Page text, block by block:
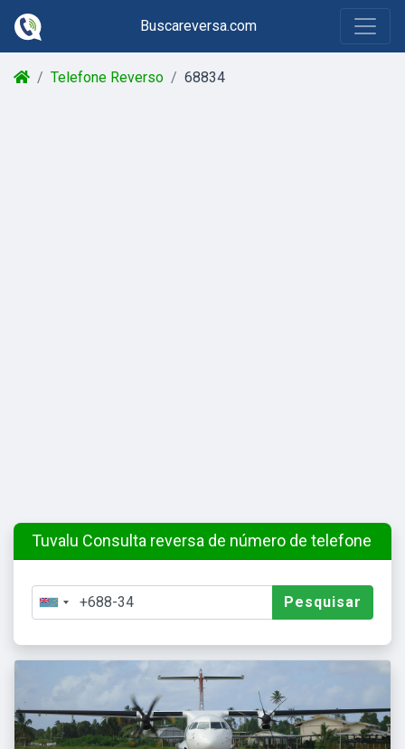
Buscareversa.com
Telefone Reverso 68834
Tuvalu Consulta reversa de número de telefone
Pesquisar